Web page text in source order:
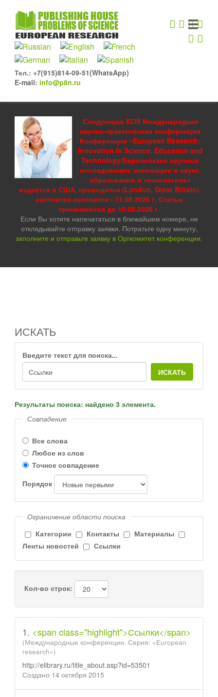
Тел.: +7(915)814-09-51(WhatsApp)
E-mail: info@p8n.ru
Следующая XCIII Международная
научно-практическая конференция
Конференция «European Research:
Innovation in Science, Education and
Technology/Европейские научные
исследования: инновации в науке,
образовании и технологиях»
издаётся в США, проводится (London, Great Britain)
состоится состоится - 11.08.2026 г. Статьи
принимаются до 10.08.2026 г.
Если Вы хотите напечататься в ближайшем номере, не
откладывайте отправку заявки. Потратьте одну минуту,
заполните и отправьте заявку в Оргкомитет конференции.
ИСКАТЬ
Введите текст для поиска...
ИСКАТЬ
Результаты поиска: найдено 3 элемента.
Совпадение
Все слова
Любое из слов
Точное совпадение
Порядок
Ограничение области поиска
Категории
Контакты
Материалы
Ленты новостей
Ссылки
Кол-во строк:
1. <span class="highlight">Ссылки</span>
(Международные конференции. Серия: «European
research»)
http://elibrary.ru/title_about.asp?id=53501
Создано 14 октября 2015